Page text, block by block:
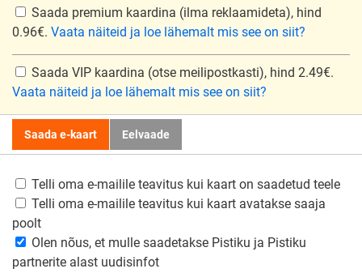
Saada premium kaardina (ilma reklaamideta), hind
0.96€. Vaata näiteid ja loe lähemalt mis see on siit?
Saada VIP kaardina (otse meilipostkasti), hind 2.49€.
Vaata näiteid ja loe lähemalt mis see on siit?
Saada e-kaart Eelvaade
Telli oma e-mailile teavitus kui kaart on saadetud teele
Telli oma e-mailile teavitus kui kaart avatakse saaja
poolt
Olen nõus, et mulle saadetakse Pistiku ja Pistiku
partnerite alast uudisinfot